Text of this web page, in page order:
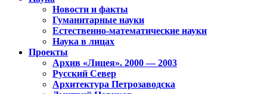
Новости и факты
Гуманитарные науки
Естественно-математические науки
Наука в лицах
Проекты
Архив «Лицея». 2000 — 2003
Русский Север
Архитектура Петрозаводска